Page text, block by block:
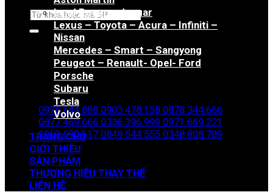
Tìm
Hotline đặt hàng
0976.644.888 0903.478.158 0878.344.666
0877.469.666 0336.396.999 0971.669.221
0969.690.617 0849.544.555 0348.808.789
Zalo đặt hàng
Land Rover – Jaguar
Lexus – Toyota – Acura – Infiniti –
Nissan
Mercedes – Smart – Sangyong
Peugeot – Renault- Opel- Ford
Porsche
Subaru
Tesla
Volvo
TRANG CHỦ
GIỚI THIỆU
SẢN PHẨM
THƯƠNG HIỆU THAY THẾ
LIÊN HỆ